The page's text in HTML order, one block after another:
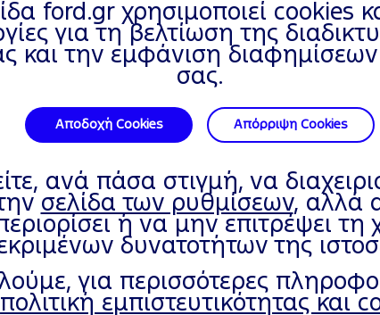
από: 16/4/2018 Οχήματα κατασκευής έως: 26/8/2018)
από: 27/8/2018 Οχήματα κατασκευής έως: 31/3/2019)
από: 1/4/2019 Οχήματα κατασκευής έως: 6/10/2019)
ford.gr χρησιμοποιεί cookies
για τη βελτίωση της
και την εμφάνιση διαφημίσεων
σας.
Αποδοχή Cookies Απόρριψη Cookies
ανά πάσα στιγμή, να
σελίδα των ρυθμίσεων, αλλά
ή να μην επιτρέψει τη
δυνατοτήτων της
για περισσότερες
πολιτική εμπιστευτικότητας και